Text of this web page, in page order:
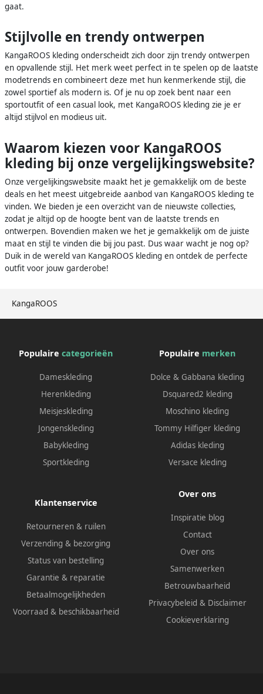
KangaROOS
gaat.
Stijlvolle en trendy ontwerpen
KangaROOS kleding onderscheidt zich door zijn trendy ontwerpen
en opvallende stijl. Het merk weet perfect in te spelen op de laatste
modetrends en combineert deze met hun kenmerkende stijl, die
zowel sportief als modern is. Of je nu op zoek bent naar een
sportoutfit of een casual look, met KangaROOS kleding zie je er
altijd stijlvol en modieus uit.
Waarom kiezen voor KangaROOS
kleding bij onze vergelijkingswebsite?
Onze vergelijkingswebsite maakt het je gemakkelijk om de beste
deals en het meest uitgebreide aanbod van KangaROOS kleding te
vinden. We bieden je een overzicht van de nieuwste collecties,
zodat je altijd op de hoogte bent van de laatste trends en
ontwerpen. Bovendien maken we het je gemakkelijk om de juiste
maat en stijl te vinden die bij jou past. Dus waar wacht je nog op?
Duik in de wereld van KangaROOS kleding en ontdek de perfecte
outfit voor jouw garderobe!
Populaire categorieën
Dameskleding
Herenkleding
Meisjeskleding
Jongenskleding
Babykleding
Sportkleding
Populaire merken
Dolce & Gabbana kleding
Dsquared2 kleding
Moschino kleding
Tommy Hilfiger kleding
Adidas kleding
Versace kleding
Klantenservice
Retourneren & ruilen
Verzending & bezorging
Status van bestelling
Garantie & reparatie
Betaalmogelijkheden
Voorraad & beschikbaarheid
Over ons
Inspiratie blog
Contact
Over ons
Samenwerken
Betrouwbaarheid
Privacybeleid & Disclaimer
Cookieverklaring